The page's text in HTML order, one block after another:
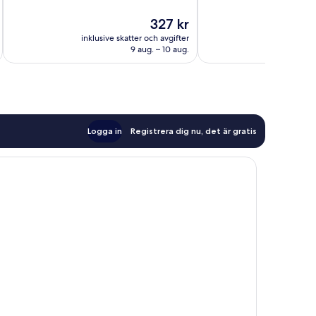
Priset
är
327 kr
327 kr
inklusive skatter och avgifter
9 aug. – 10 aug.
Logga in Registrera dig nu, det är gratis